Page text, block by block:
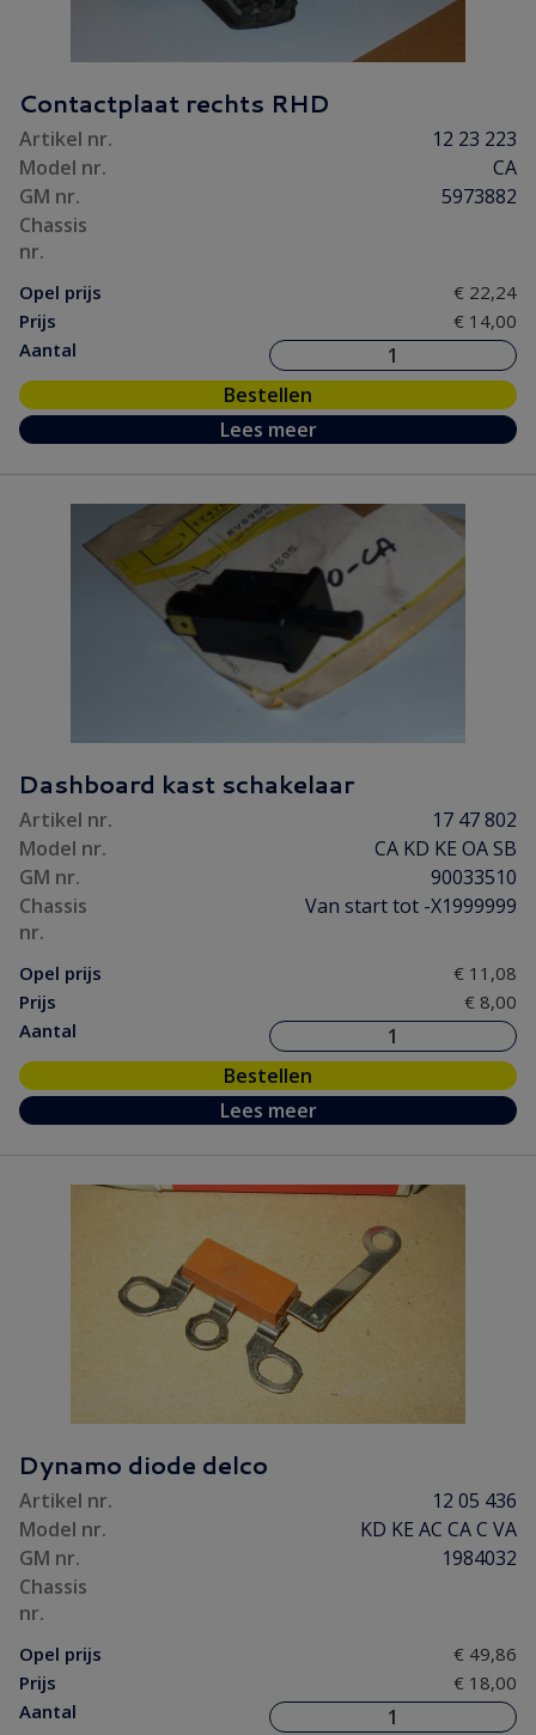
Contactplaat rechts RHD
Artikel nr.
12 23 223
Model nr.
CA
GM nr.
5973882
Chassis
nr.
Opel prijs
€ 22,24
Prijs
€ 14,00
Aantal
Bestellen
Lees meer
Dashboard kast schakelaar
Artikel nr.
17 47 802
Model nr.
CA KD KE OA SB
GM nr.
90033510
Chassis
nr.
Van start tot -X1999999
Opel prijs
€ 11,08
Prijs
€ 8,00
Aantal
Bestellen
Lees meer
Dynamo diode delco
Artikel nr.
12 05 436
Model nr.
KD KE AC CA C VA
GM nr.
1984032
Chassis
nr.
Opel prijs
€ 49,86
Prijs
€ 18,00
Aantal